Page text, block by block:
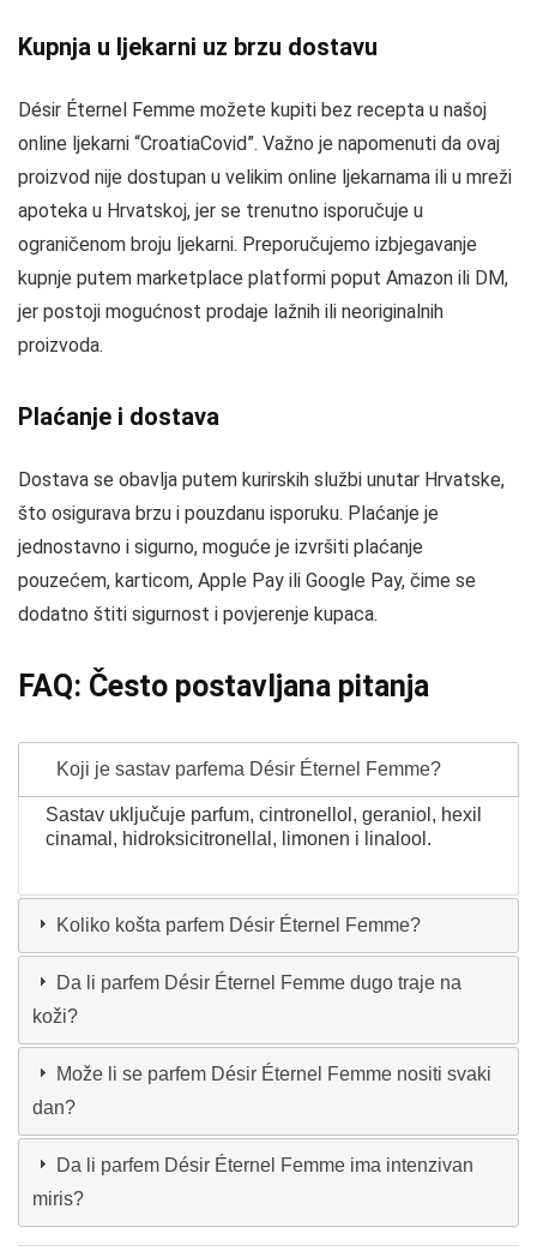
Kupnja u ljekarni uz brzu dostavu
Désir Éternel Femme možete kupiti bez recepta u našoj
online ljekarni “CroatiaCovid”. Važno je napomenuti da ovaj
proizvod nije dostupan u velikim online ljekarnama ili u mreži
apoteka u Hrvatskoj, jer se trenutno isporučuje u
ograničenom broju ljekarni. Preporučujemo izbjegavanje
kupnje putem marketplace platformi poput Amazon ili DM,
jer postoji mogućnost prodaje lažnih ili neoriginalnih
proizvoda.
Plaćanje i dostava
Dostava se obavlja putem kurirskih službi unutar Hrvatske,
što osigurava brzu i pouzdanu isporuku. Plaćanje je
jednostavno i sigurno, moguće je izvršiti plaćanje
pouzećem, karticom, Apple Pay ili Google Pay, čime se
dodatno štiti sigurnost i povjerenje kupaca.
FAQ: Često postavljana pitanja
Koji je sastav parfema Désir Éternel Femme?
Sastav uključuje parfum, cintronellol, geraniol, hexil
cinamal, hidroksicitronellal, limonen i linalool.
Koliko košta parfem Désir Éternel Femme?
Da li parfem Désir Éternel Femme dugo traje na
koži?
Može li se parfem Désir Éternel Femme nositi svaki
dan?
Da li parfem Désir Éternel Femme ima intenzivan
miris?